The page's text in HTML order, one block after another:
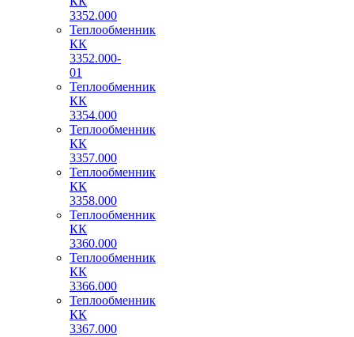
3352.000
Теплообменник
КК
3352.000-
01
Теплообменник
КК
3354.000
Теплообменник
КК
3357.000
Теплообменник
КК
3358.000
Теплообменник
КК
3360.000
Теплообменник
КК
3366.000
Теплообменник
КК
3367.000